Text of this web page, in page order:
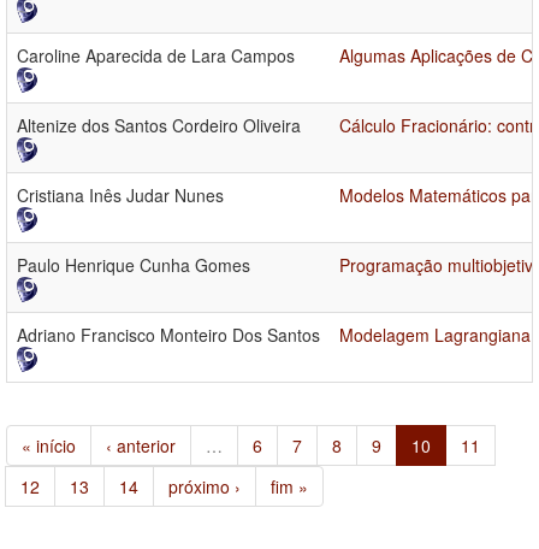
Caroline Aparecida de Lara Campos Algumas Aplicações de
Altenize dos Santos Cordeiro Oliveira Cálculo Fracionário:
Cristiana Inês Judar Nunes Modelos Matemáticos
Paulo Henrique Cunha Gomes Programação
Adriano Francisco Monteiro Dos Santos Modelagem Lagrangiana
« início ‹ anterior … 6 7 8 9 10
11
12
13 14 próximo › fim »